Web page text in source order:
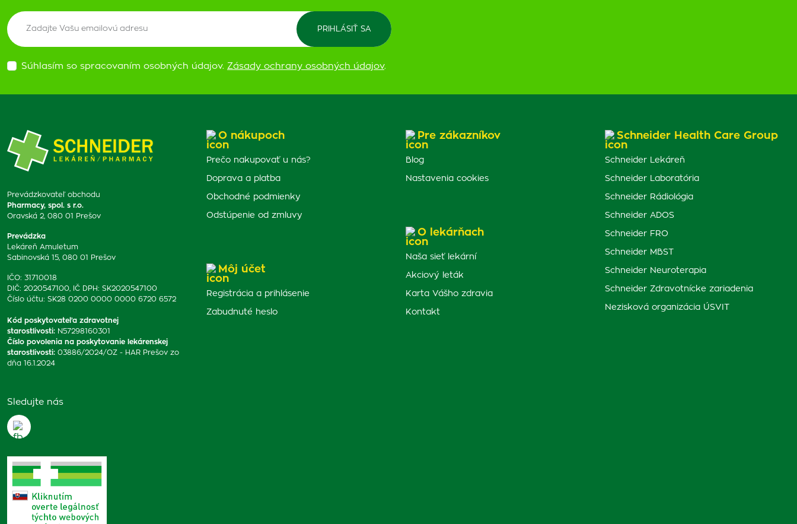
Súhlasím so spracovaním osobných údajov. Zásady ochrany osobných údajov.
Prevádzkovateľ obchodu
Pharmacy, spol. s r.o.
Oravská 2, 080 01 Prešov
Prevádzka
Lekáreň Amuletum
Sabinovská 15, 080 01 Prešov
IČO: 31710018
DIČ: 2020547100, IČ DPH: SK2020547100
Číslo účtu: SK28 0200 0000 0000 6720 6572
Kód poskytovateľa zdravotnej
starostlivosti: N57298160301
Číslo povolenia na poskytovanie lekárenskej
starostlivosti: 03886/2024/OZ - HAR Prešov zo
dňa 16.1.2024
Sledujte nás
O nákupoch
Prečo nakupovať u nás?
Doprava a platba
Obchodné podmienky
Odstúpenie od zmluvy
Môj účet
Registrácia a prihlásenie
Zabudnuté heslo
Pre zákazníkov
Blog
Nastavenia cookies
O lekárňach
Naša sieť lekární
Akciový leták
Karta Vášho zdravia
Kontakt
Schneider Health Care Group
Schneider Lekáreň
Schneider Laboratória
Schneider Rádiológia
Schneider ADOS
Schneider FRO
Schneider MBST
Schneider Neuroterapia
Schneider Zdravotnícke zariadenia
Nezisková organizácia ÚSVIT